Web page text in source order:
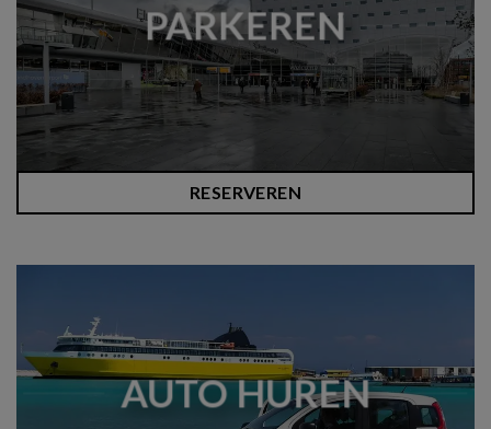
PARKEREN
RESERVEREN
AUTO HUREN